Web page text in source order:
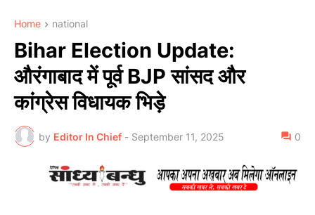
Home national
Bihar Election Update:
औरंगाबाद में पूर्व BJP सांसद और
कांग्रेस विधायक भिड़े
by Editor In Chief - September 11, 2025 0